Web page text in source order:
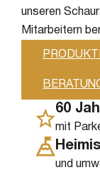
unseren
Mitarbeitern
60
mit
und